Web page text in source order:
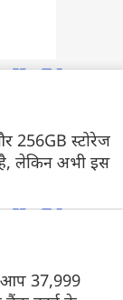
256GB स्टोरेज
लेकिन अभी इस
आप 37,999